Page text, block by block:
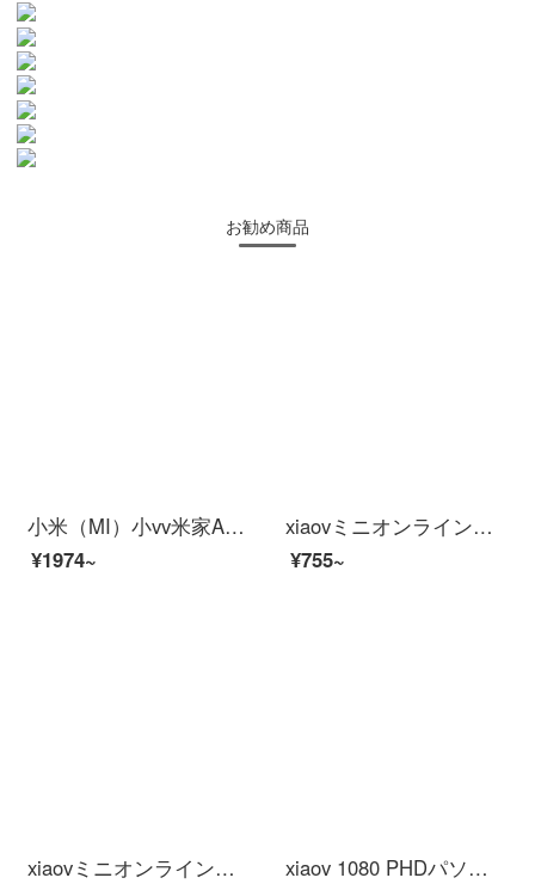
お勧め商品
小米（MI）小vv米家APPビディオカーメンテリングアロン360°云台スピンビオラ家庭用赤外線夜間テレビワイヤレスタネト停電防止カメラ2 K【2 K防水スピン】米家xiaovア雲台
¥1974~
xiaovミニオンライン连动家庭用防犯カメラ心享版
¥755~
xiaovミニオンラインオンラインオンラインショッピングモールビディオカーメン家オンライン連動家庭用防犯カメラ心享版
xiaov 1080 PHDパソコン生放送防犯カメラノートUSBパソコンネット授業ビデオカメラ自身のマイク小米エコxiaovHDラインネットネットネット中継USB防犯カメラ